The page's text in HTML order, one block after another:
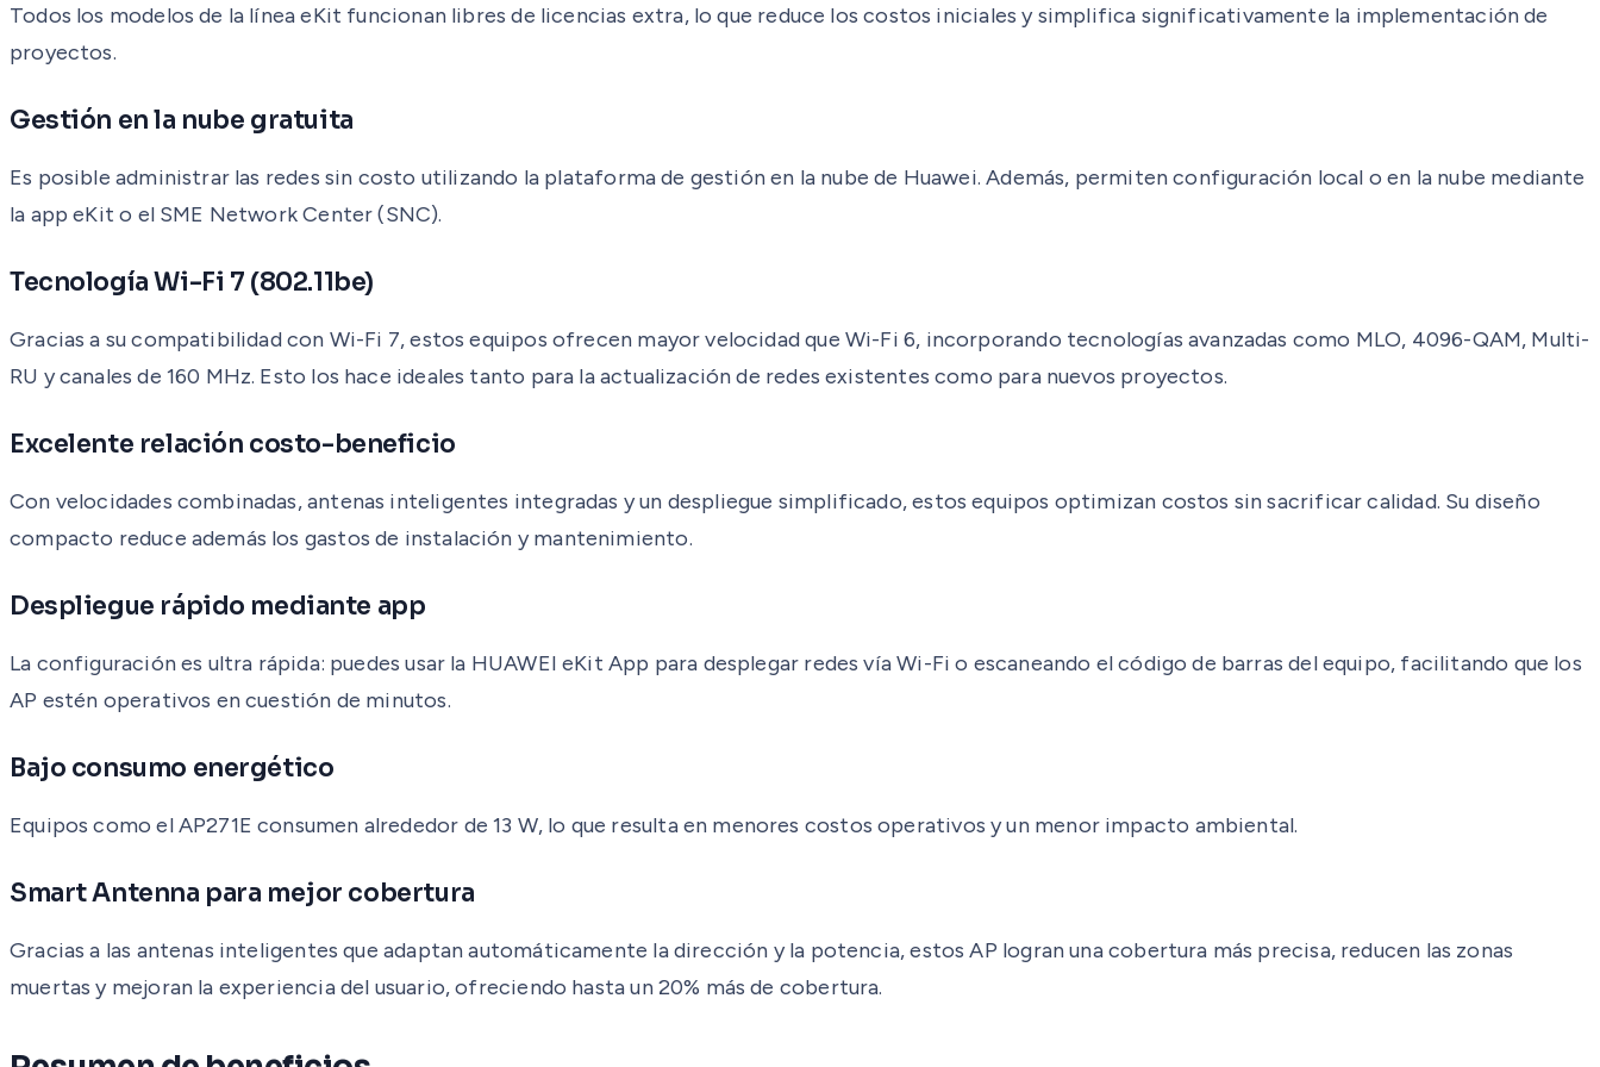
Todos los modelos de la línea eKit funcionan libres de licencias extra, lo que reduce los costos iniciales y simplifica significativamente la implementación de
proyectos.
Gestión en la nube gratuita
Es posible administrar las redes sin costo utilizando la plataforma de gestión en la nube de Huawei. Además, permiten configuración local o en la nube mediante
la app eKit o el SME Network Center (SNC).
Tecnología Wi-Fi 7 (802.11be)
Gracias a su compatibilidad con Wi-Fi 7, estos equipos ofrecen mayor velocidad que Wi-Fi 6, incorporando tecnologías avanzadas como MLO, 4096-QAM, Multi-
RU y canales de 160 MHz. Esto los hace ideales tanto para la actualización de redes existentes como para nuevos proyectos.
Excelente relación costo-beneficio
Con velocidades combinadas, antenas inteligentes integradas y un despliegue simplificado, estos equipos optimizan costos sin sacrificar calidad. Su diseño
compacto reduce además los gastos de instalación y mantenimiento.
Despliegue rápido mediante app
La configuración es ultra rápida: puedes usar la HUAWEI eKit App para desplegar redes vía Wi-Fi o escaneando el código de barras del equipo, facilitando que los
AP estén operativos en cuestión de minutos.
Bajo consumo energético
Equipos como el AP271E consumen alrededor de 13 W, lo que resulta en menores costos operativos y un menor impacto ambiental.
Smart Antenna para mejor cobertura
Gracias a las antenas inteligentes que adaptan automáticamente la dirección y la potencia, estos AP logran una cobertura más precisa, reducen las zonas
muertas y mejoran la experiencia del usuario, ofreciendo hasta un 20% más de cobertura.